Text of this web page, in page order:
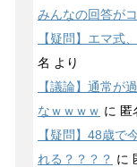
みんなの回答が
【疑問】エマ式
名 より
【議論】通常が
なｗｗｗｗ に 匿
【疑問】48歳で
れる？？？？ に